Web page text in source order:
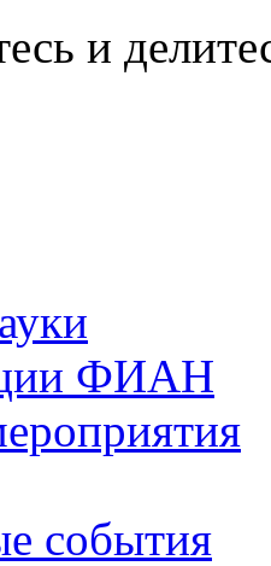
и
ФИАН
события